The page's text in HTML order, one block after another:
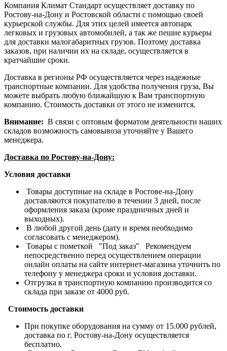
Компания Климат Стандарт осуществляет доставку по
Ростову-на-Дону и Ростовской области с помощью своей
курьерской службы. Для этих целей имеется автопарк
легковых и грузовых автомобилей, а так же пешие курьеры
для доставки малогабаритных грузов. Поэтому доставка
заказов, при наличии их на складе, осуществляется в
кратчайшие сроки.
Доставка в регионы РФ осуществляется через надежные
транспортные компании. Для удобства получения груза, Вы
можете выбрать любую ближайшую к Вам транспортную
компанию. Стоимость доставки от этого не изменится.
Внимание: В связи с оптовым форматом деятельности наших
складов возможность самовывоза уточняйте у Вашего
менеджера.
Доставка по Ростову-на-Дону:
Условия доставки
Товары доступные на складе в Ростове-на-Дону
доставляются покупателю в течении 3 дней, после
оформления заказа (кроме праздничных дней и
выходных).
В любой другой день (дату и время необходимо
согласовать с менеджером).
Товары с пометкой "Под заказ" Рекомендуем
непосредственно перед осуществлением операции
онлайн оплаты на сайте интернет-магазина уточнить по
телефону у менеджера сроки и условия доставки.
Отгрузка в транспортную компанию производится со
склада при заказе от 4000 руб.
Стоимость доставки
При покупке оборудования на сумму от 15.000 рублей,
доставка по г. Ростову-на-Дону осуществляется
бесплатно.